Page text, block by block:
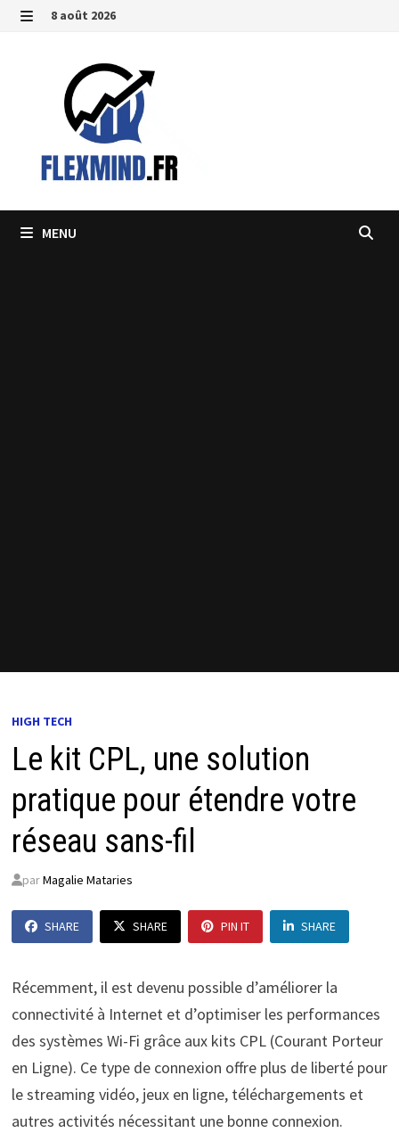
Passer
8 août 2026
MENU
HIGH TECH
Le kit CPL, une solution
pratique pour étendre votre
réseau sans-fil
parMagalie Mataries
SHARE SHARE PIN IT SHARE
Récemment, il est devenu possible d’améliorer la
connectivité à Internet et d’optimiser les performances
des systèmes Wi-Fi grâce aux kits CPL (Courant Porteur
en Ligne). Ce type de connexion offre plus de liberté pour
le streaming vidéo, jeux en ligne, téléchargements et
autres activités nécessitant une bonne connexion.